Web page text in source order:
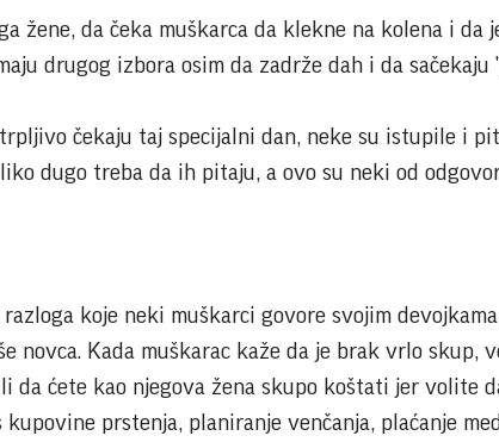
žene, da čeka muškarca da klekne na kolena i da
drugog izbora osim da zadrže dah i da sačekaju
čekaju taj specijalni dan, neke su istupile i
dugo treba da ih pitaju, a ovo su neki od
razloga koje neki muškarci govore svojim
novca. Kada muškarac kaže da je brak vrlo skup,
da ćete kao njegova žena skupo koštati jer volite
kupovine prstenja, planiranje venčanja, plaćanje